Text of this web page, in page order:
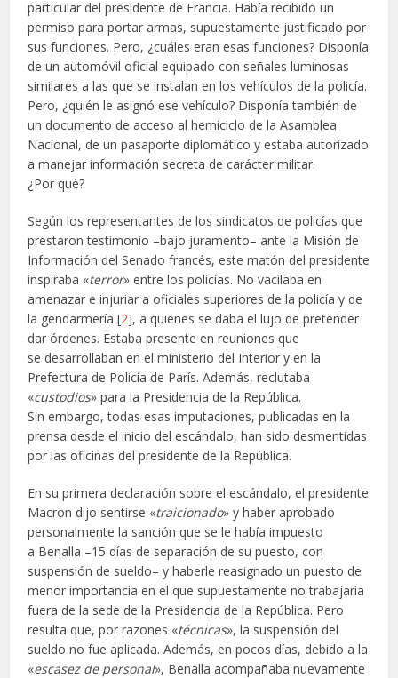
particular del presidente de Francia. Había recibido un
permiso para portar armas, supuestamente justificado por
sus funciones. Pero, ¿cuáles eran esas funciones? Disponía
de un automóvil oficial equipado con señales luminosas
similares a las que se instalan en los vehículos de la policía.
Pero, ¿quién le asignó ese vehículo? Disponía también de
un documento de acceso al hemiciclo de la Asamblea
Nacional, de un pasaporte diplomático y estaba autorizado
a manejar información secreta de carácter militar.
¿Por qué?
Según los representantes de los sindicatos de policías que
prestaron testimonio –bajo juramento– ante la Misión de
Información del Senado francés, este matón del presidente
inspiraba «terror» entre los policías. No vacilaba en
amenazar e injuriar a oficiales superiores de la policía y de
la gendarmería [2], a quienes se daba el lujo de pretender
dar órdenes. Estaba presente en reuniones que
se desarrollaban en el ministerio del Interior y en la
Prefectura de Policía de París. Además, reclutaba
«custodios» para la Presidencia de la República.
Sin embargo, todas esas imputaciones, publicadas en la
prensa desde el inicio del escándalo, han sido desmentidas
por las oficinas del presidente de la República.
En su primera declaración sobre el escándalo, el presidente
Macron dijo sentirse «traicionado» y haber aprobado
personalmente la sanción que se le había impuesto
a Benalla –15 días de separación de su puesto, con
suspensión de sueldo– y haberle reasignado un puesto de
menor importancia en el que supuestamente no trabajaría
fuera de la sede de la Presidencia de la República. Pero
resulta que, por razones «técnicas», la suspensión del
sueldo no fue aplicada. Además, en pocos días, debido a la
«escasez de personal», Benalla acompañaba nuevamente